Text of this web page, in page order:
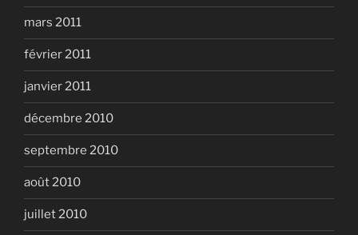
mars 2011
février 2011
janvier 2011
décembre 2010
septembre 2010
août 2010
juillet 2010